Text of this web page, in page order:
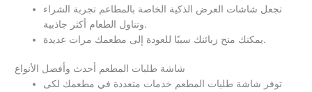
تجعل شاشات العرض الذكية الخاصة بالمطاعم تجربة الشراء
وتناول الطعام أكثر جاذبية.
يمكنك منح زبائنك سببًا للعودة إلى مطعمك مرات عديدة.
شاشة طلبات المطعم أحدث وأفضل الأنواع
توفر شاشة طلبات المطعم خدمات متعددة في مطعمك لكى